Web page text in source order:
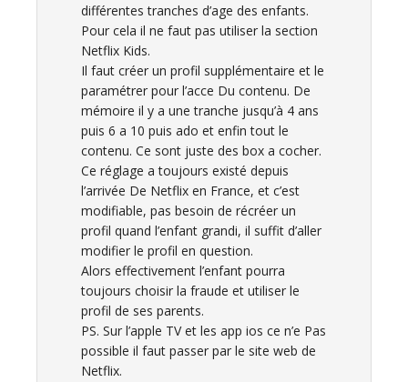
différentes tranches d’age des enfants.
Pour cela il ne faut pas utiliser la section
Netflix Kids.
Il faut créer un profil supplémentaire et le
paramétrer pour l’acce Du contenu. De
mémoire il y a une tranche jusqu’à 4 ans
puis 6 a 10 puis ado et enfin tout le
contenu. Ce sont juste des box a cocher.
Ce réglage a toujours existé depuis
l’arrivée De Netflix en France, et c’est
modifiable, pas besoin de récréer un
profil quand l’enfant grandi, il suffit d’aller
modifier le profil en question.
Alors effectivement l’enfant pourra
toujours choisir la fraude et utiliser le
profil de ses parents.
PS. Sur l’apple TV et les app ios ce n’e Pas
possible il faut passer par le site web de
Netflix.